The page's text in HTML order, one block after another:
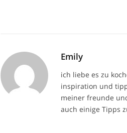
Emily
ich liebe es zu
inspiration und
meiner freunde
auch einige Tipps